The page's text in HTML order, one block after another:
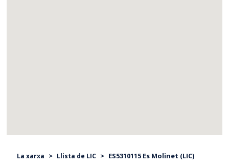
La xarxa > Llista de LIC > ES5310115 Es Molinet (LIC)